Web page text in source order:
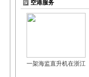
空港服务
一架海监直升机在浙江